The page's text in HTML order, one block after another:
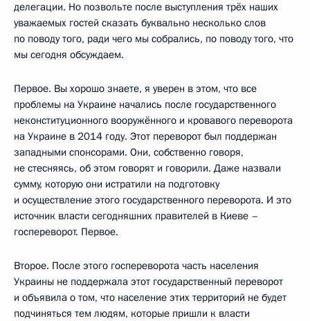
делегации. Но позвольте после выступления трёх наших
уважаемых гостей сказать буквально несколько слов
по поводу того, ради чего мы собрались, по поводу того, что
мы сегодня обсуждаем.
Первое. Вы хорошо знаете, я уверен в этом, что все
проблемы на Украине начались после государственного
неконституционного вооружённого и кровавого переворота
на Украине в 2014 году. Этот переворот был поддержан
западными спонсорами. Они, собственно говоря,
не стесняясь, об этом говорят и говорили. Даже назвали
сумму, которую они истратили на подготовку
и осуществление этого государственного переворота. И это
источник власти сегодняшних правителей в Киеве –
госпереворот. Первое.
Второе. После этого госпереворота часть населения
Украины не поддержала этот государственный переворот
и объявила о том, что население этих территорий не будет
подчиняться тем людям, которые пришли к власти